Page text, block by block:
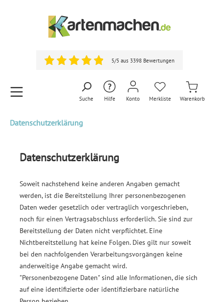
5/5 aus 3398 Bewertungen
Suche Hilfe Konto Merkliste Warenkorb
Datenschutzerklärung
Datenschutzerklärung
Soweit nachstehend keine anderen Angaben gemacht
werden, ist die Bereitstellung Ihrer personenbezogenen
Daten weder gesetzlich oder vertraglich vorgeschrieben,
noch für einen Vertragsabschluss erforderlich. Sie sind zur
Bereitstellung der Daten nicht verpflichtet. Eine
Nichtbereitstellung hat keine Folgen. Dies gilt nur soweit
bei den nachfolgenden Verarbeitungsvorgängen keine
anderweitige Angabe gemacht wird.
"Personenbezogene Daten" sind alle Informationen, die sich
auf eine identifizierte oder identifizierbare natürliche